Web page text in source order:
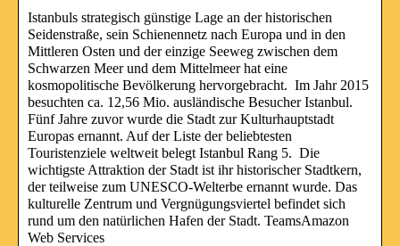
Istanbuls strategisch günstige Lage an der historischen
Seidenstraße, sein Schienennetz nach Europa und in den
Mittleren Osten und der einzige Seeweg zwischen dem
Schwarzen Meer und dem Mittelmeer hat eine
kosmopolitische Bevölkerung hervorgebracht. Im Jahr 2015
besuchten ca. 12,56 Mio. ausländische Besucher Istanbul.
Fünf Jahre zuvor wurde die Stadt zur Kulturhauptstadt
Europas ernannt. Auf der Liste der beliebtesten
Touristenziele weltweit belegt Istanbul Rang 5. Die
wichtigste Attraktion der Stadt ist ihr historischer Stadtkern,
der teilweise zum UNESCO-Welterbe ernannt wurde. Das
kulturelle Zentrum und Vergnügungsviertel befindet sich
rund um den natürlichen Hafen der Stadt. TeamsAmazon
Web Services